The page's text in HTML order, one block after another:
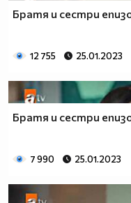
Братя и сестри
12 755 25.01.2023
Братя и сестри
7 990 25.01.2023